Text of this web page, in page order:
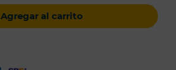
Agregar al carrito